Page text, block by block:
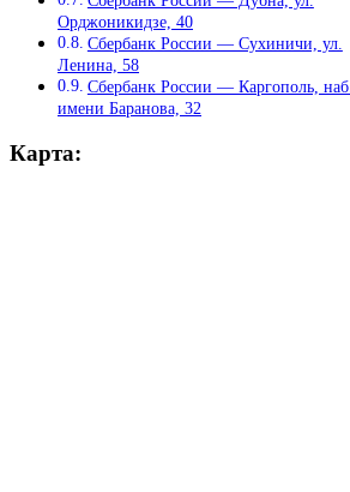
Орджоникидзе, 40
Сбербанк России — Сухиничи, ул.
Ленина, 58
Сбербанк России — Каргополь, наб.
имени Баранова, 32
Карта: